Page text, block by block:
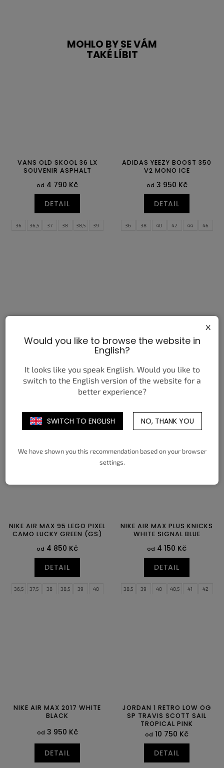
MOHLO BY SE VÁM
TAKÉ LÍBIT
VANS OLD SKOOL 36 LX
SOUVENIR ASPHALT
od 4 790 Kč
DETAIL
36 36,5 37 38 38,5
39
ADIDAS YEEZY BOOST 350
V2 MONO ICE
od 3 950 Kč
DETAIL
36 38 40 42 44
46
NIKE DUNK LOW PROTRO
KOBE BRYANT DRAFT DAY
od4 190 Kč
DETAIL
40,5 41 42 42,5
43
44,5 45 45,5 46
47
NIKE SB DUNK LOW PRO
GREEN NOISE WATERMELON
od3 250 Kč
DETAIL
43 44 44,5 45
46
47,5 48,5
NIKE AIR MAX 95 LEGO PIXEL
CAMO LUCKY GREEN (GS)
od 4 850 Kč
DETAIL
36,5 37,5 38 38,5 39 40
NIKE AIR MAX PLUS KNICKS
WHITE SIGNAL BLUE
od 4 150 Kč
DETAIL
38,5 39 40 40,5 41
42
NIKE AIR MAX 2017 WHITE
BLACK
od 3 950 Kč
DETAIL
JORDAN 1 RETRO LOW OG
SP TRAVIS SCOTT SAIL
TROPICAL PINK
od 10 750 Kč
DETAIL
Would you like to browse the website in
English?
x
It looks like you speak English. Would you like to
switch to the English version of the website for a
better experience?
SWITCH TO ENGLISH NO, THANK YOU
We have shown you this recommendation based on your browser
settings.